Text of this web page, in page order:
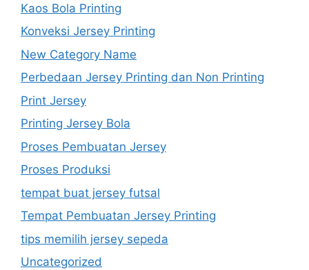
Kaos Bola Printing
Konveksi Jersey Printing
New Category Name
Perbedaan Jersey Printing dan Non Printing
Print Jersey
Printing Jersey Bola
Proses Pembuatan Jersey
Proses Produksi
tempat buat jersey futsal
Tempat Pembuatan Jersey Printing
tips memilih jersey sepeda
Uncategorized